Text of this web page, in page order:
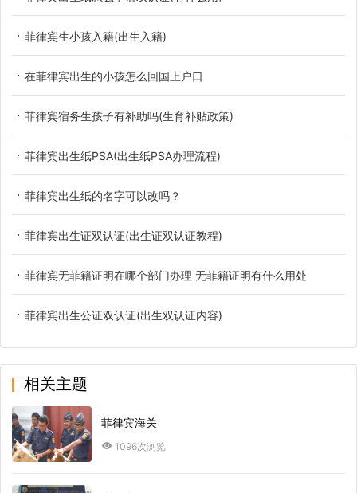
菲律宾生小孩入籍(出生入籍)
在菲律宾出生的小孩怎么回国上户口
菲律宾宿务生孩子有补助吗(生育补贴政策)
菲律宾出生纸PSA(出生纸PSA办理流程)
菲律宾出生纸的名字可以改吗？
菲律宾出生证双认证(出生证双认证教程)
菲律宾无菲籍证明在哪个部门办理 无菲籍证明有什么用处
菲律宾出生公证双认证(出生双认证内容)
相关主题
菲律宾海关
1096次浏览